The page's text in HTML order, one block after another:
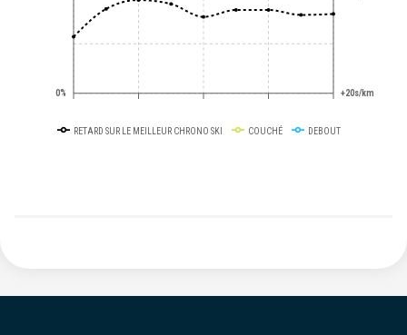
0% +20s/km
RETARD SUR LE MEILLEUR CHRONO SKI COUCHÉ DEBOUT